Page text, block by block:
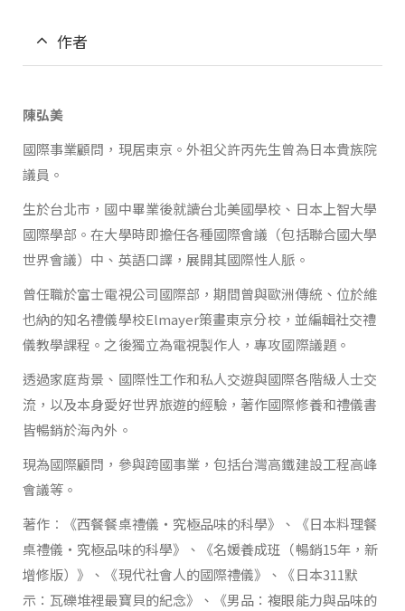
作者
陳弘美
國際事業顧問，現居東京。外祖父許丙先生曾為日本貴族院
議員。
生於台北市，國中畢業後就讀台北美國學校、日本上智大學
國際學部。在大學時即擔任各種國際會議（包括聯合國大學
世界會議）中、英語口譯，展開其國際性人脈。
曾任職於富士電視公司國際部，期間曾與歐洲傳統、位於維
也納的知名禮儀學校Elmayer策畫東京分校，並編輯社交禮
儀教學課程。之後獨立為電視製作人，專攻國際議題。
透過家庭背景、國際性工作和私人交遊與國際各階級人士交
流，以及本身愛好世界旅遊的經驗，著作國際修養和禮儀書
皆暢銷於海內外。
現為國際顧問，參與跨國事業，包括台灣高鐵建設工程高峰
會議等。
著作︰《西餐餐桌禮儀‧究極品味的科學》、《日本料理餐
桌禮儀‧究極品味的科學》、《名媛養成班（暢銷15年，新
增修版）》、《現代社會人的國際禮儀》、《日本311默
示：瓦礫堆裡最寶貝的紀念》、《男品：複眼能力與品味的